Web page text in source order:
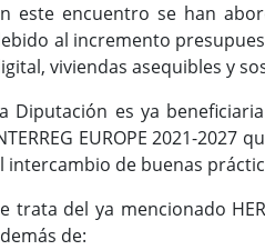
este encuentro se han
al incremento
viviendas asequibles y
Diputación es ya
EUROPE 2021-
intercambio de buenas
trata del ya mencionado
de: